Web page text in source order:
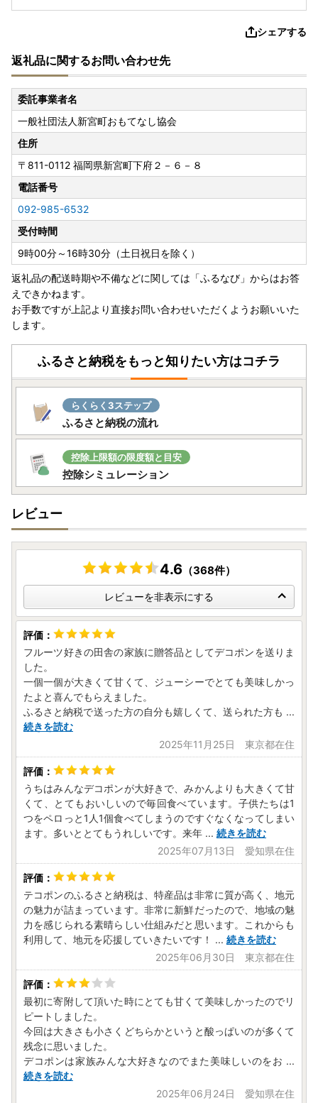
シェアする
返礼品に関するお問い合わせ先
委託事業者名
一般社団法人新宮町おもてなし協会
住所
〒811-0112 福岡県新宮町下府２－６－８
電話番号
092-985-6532
受付時間
9時00分～16時30分（土日祝日を除く）
返礼品の配送時期や不備などに関しては「ふるなび」からはお答
えできかねます。
お手数ですが上記より直接お問い合わせいただくようお願いいた
します。
ふるさと納税をもっと知りたい方はコチラ
らくらく3ステップ
ふるさと納税の流れ
控除上限額の限度額と目安
控除シミュレーション
レビュー
4.6 （368件）
レビューを非表示にする
フルーツ好きの田舎の家族に贈答品としてデコポンを送りま
した。
一個一個が大きくて甘くて、ジューシーでとても美味しかっ
たよと喜んでもらえました。
ふるさと納税で送った方の自分も嬉しくて、送られた方も ...
続きを読む
2025年11月25日 東京都在住
うちはみんなデコポンが大好きで、みかんよりも大きくて甘
くて、とてもおいしいので毎回食べています。子供たちは1
つをペロっと1人1個食べてしまうのですぐなくなってしまい
ます。多いととてもうれしいです。来年 ... 続きを読む
2025年07月13日 愛知県在住
テコポンのふるさと納税は、特産品は非常に質が高く、地元
の魅力が詰まっています。非常に新鮮だったので、地域の魅
力を感じられる素晴らしい仕組みだと思います。これからも
利用して、地元を応援していきたいです！
... 続きを読む
2025年06月30日 東京都在住
最初に寄附して頂いた時にとても甘くて美味しかったのでリ
ピートしました。
今回は大きさも小さくどちらかというと酸っぱいのが多くて
残念に思いました。
デコポンは家族みんな大好きなのでまた美味しいのをお ...
続きを読む
2025年06月24日 愛知県在住